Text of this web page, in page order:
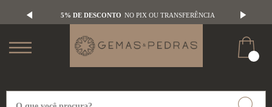
5% DE DESCONTO NO PIX OU TRANSFERÊNCIA